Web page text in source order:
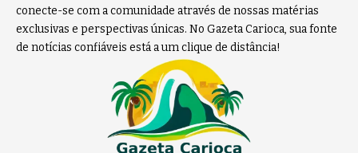
conecte-se com a comunidade através de nossas matérias
exclusivas e perspectivas únicas. No Gazeta Carioca, sua fonte
de notícias confiáveis está a um clique de distância!